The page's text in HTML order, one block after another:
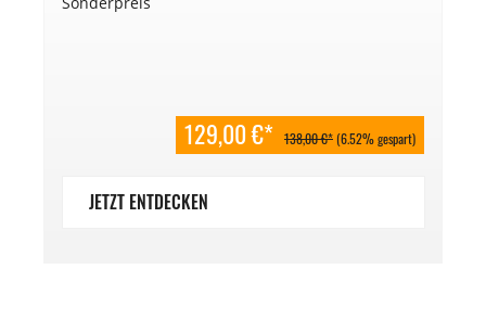
129,00 €* 138,00 €*(6.52% gespart)
JETZT ENTDECKEN